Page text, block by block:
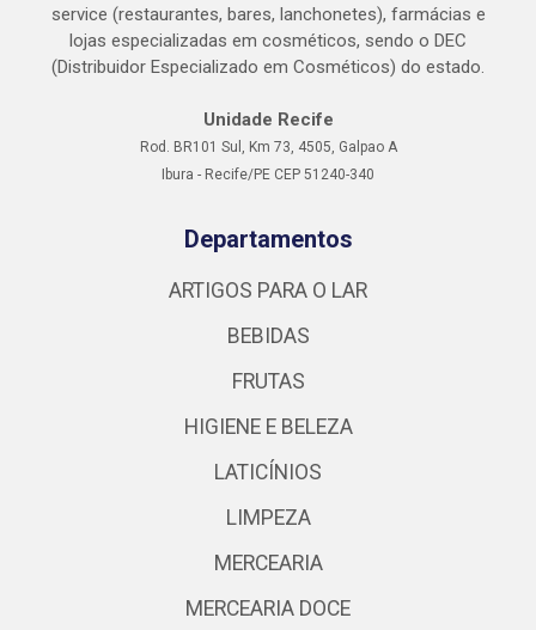
service (restaurantes, bares, lanchonetes), farmácias e
lojas especializadas em cosméticos, sendo o DEC
(Distribuidor Especializado em Cosméticos) do estado.
Unidade Recife
Rod. BR101 Sul, Km 73, 4505, Galpao A
Ibura - Recife/PE CEP 51240-340
Departamentos
ARTIGOS PARA O LAR
BEBIDAS
FRUTAS
HIGIENE E BELEZA
LATICÍNIOS
LIMPEZA
MERCEARIA
MERCEARIA DOCE